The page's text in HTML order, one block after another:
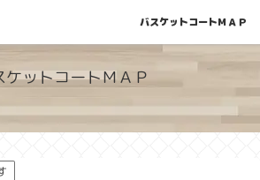
！穴場が見つかるバスケットコート情報
ケットコートＭＡＰ
バスケットコートＭＡＰ